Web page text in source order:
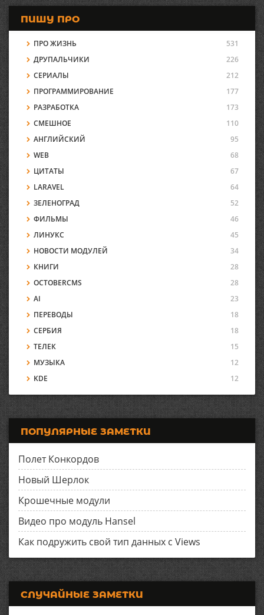
ПИШУ ПРО
ПРО ЖИЗНЬ
531
ДРУПАЛЬЧИКИ
226
СЕРИАЛЫ
212
ПРОГРАММИРОВАНИЕ
177
РАЗРАБОТКА
173
СМЕШНОЕ
110
АНГЛИЙСКИЙ
95
WEB
68
ЦИТАТЫ
67
LARAVEL
64
ЗЕЛЕНОГРАД
52
ФИЛЬМЫ
46
ЛИНУКС
45
НОВОСТИ МОДУЛЕЙ
34
КНИГИ
28
OCTOBERCMS
28
AI
23
ПЕРЕВОДЫ
18
СЕРБИЯ
18
ТЕЛЕК
15
МУЗЫКА
12
KDE
12
ПОПУЛЯРНЫЕ ЗАМЕТКИ
Полет Конкордов
Новый Шерлок
Крошечные модули
Видео про модуль Hansel
Как подружить свой тип данных с Views
СЛУЧАЙНЫЕ ЗАМЕТКИ